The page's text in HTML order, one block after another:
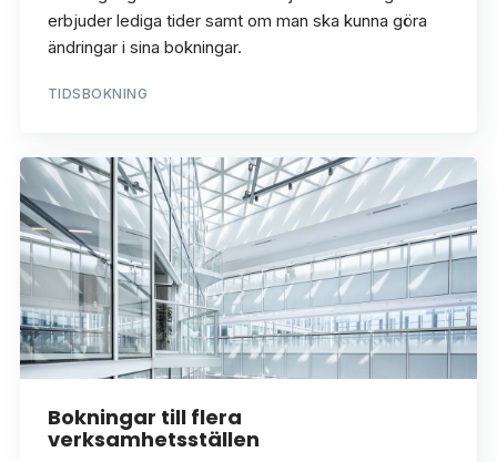
erbjuder lediga tider samt om man ska kunna göra
ändringar i sina bokningar.
TIDSBOKNING
Bokningar till flera
verksamhetsställen